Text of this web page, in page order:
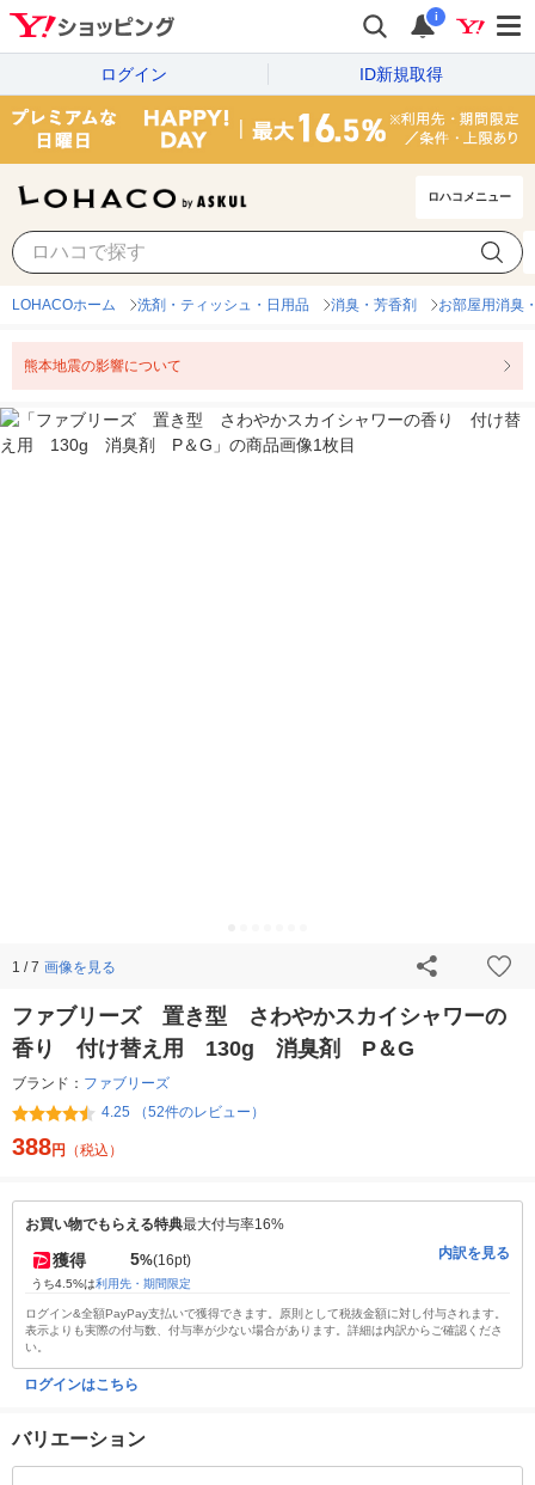
i
ログイン ID新規取得
ロハコメニュー
LOHACOホーム 洗剤・ティッシュ・日用品 消臭・芳香剤 お部屋用消臭
熊本地震の影響について
1 / 7 画像を見る
ファブリーズ 置き型 さわやかスカイシャワーの
香り 付け替え用 130g 消臭剤 P＆G
ブランド： ファブリーズ
4.25 （52件のレビュー）
388円 （税込）
お買い物でもらえる特典最大付与率16%
獲得 5%(16pt)
うち4.5%は利用先・期間限定
内訳を見る
ログイン&全額PayPay支払いで獲得できます。原則として税抜金額に対し付与されます。
表示よりも実際の付与数、付与率が少ない場合があります。詳細は内訳からご確認くださ
い。
ログインはこちら
バリエーション